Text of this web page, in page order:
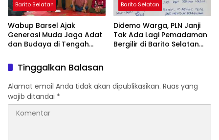
Barito Selatan
Wabup Barsel Ajak
Generasi Muda Jaga Adat
dan Budaya di Tengah
Barito Selatan
Didemo Warga, PLN Janji
Tak Ada Lagi Pemadaman
Bergilir di Barito Selatan
Tinggalkan Balasan
Alamat email Anda tidak akan dipublikasikan. Ruas yang
wajib ditandai *